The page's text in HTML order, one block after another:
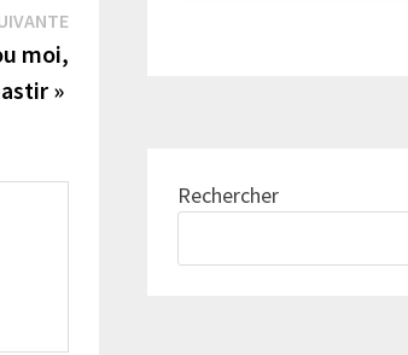
Publication
moi,
»
Rechercher